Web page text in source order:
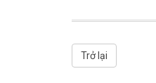
Trở lại